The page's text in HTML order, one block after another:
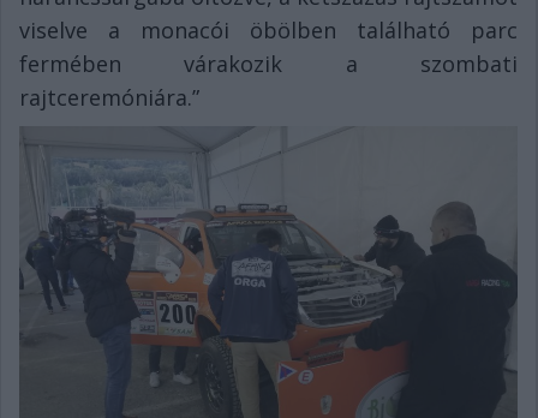
viselve a monacói öbölben található parc
fermében várakozik a szombati
rajtceremóniára.”